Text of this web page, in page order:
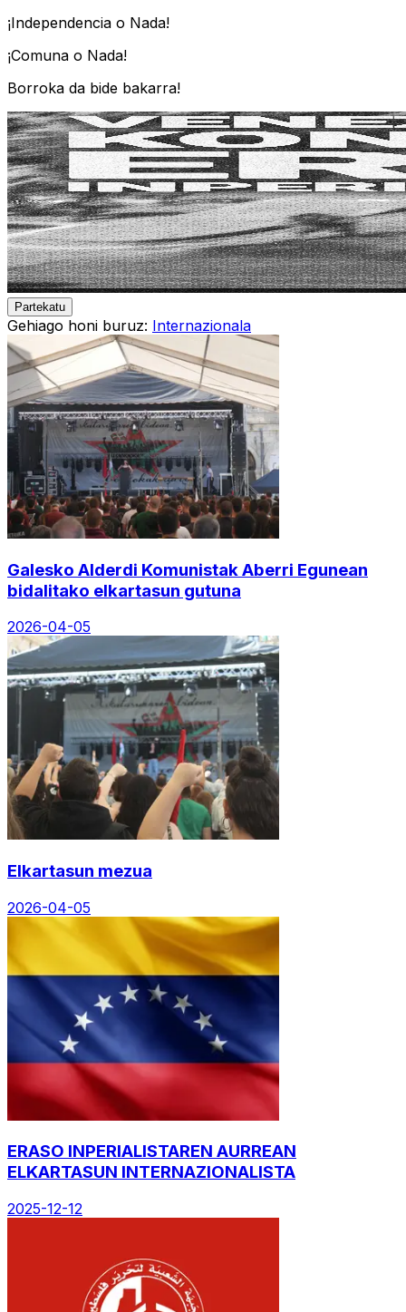
¡Independencia o Nada!
¡Comuna o Nada!
Borroka da bide bakarra!
Partekatu
Gehiago honi buruz: Internazionala
Galesko Alderdi Komunistak Aberri Egunean
bidalitako elkartasun gutuna
2026-04-05
Elkartasun mezua
2026-04-05
ERASO INPERIALISTAREN AURREAN
ELKARTASUN INTERNAZIONALISTA
2025-12-12